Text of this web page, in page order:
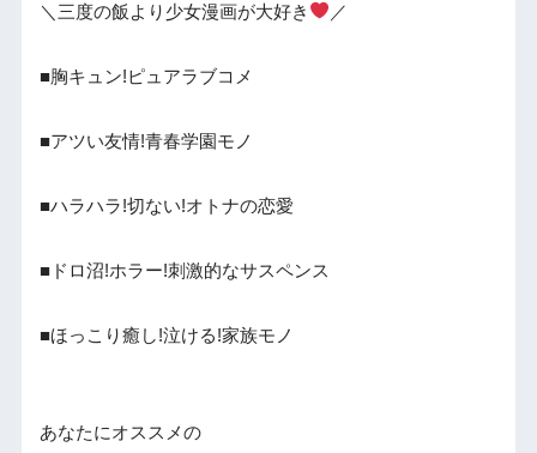
＼三度の飯より少女漫画が大好き ／
■胸キュン!ピュアラブコメ
■アツい友情!青春学園モノ
■ハラハラ!切ない!オトナの恋愛
■ドロ沼!ホラー!刺激的なサスペンス
■ほっこり癒し!泣ける!家族モノ
あなたにオススメの